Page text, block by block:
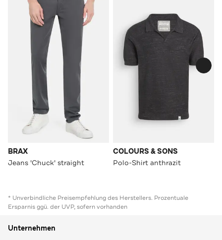
BRAX
Jeans 'Chuck' straight
COLOURS & SONS
Polo-Shirt anthrazit
* Unverbindliche Preisempfehlung des Herstellers. Prozentuale
Ersparnis ggü. der UVP, sofern vorhanden
Unternehmen